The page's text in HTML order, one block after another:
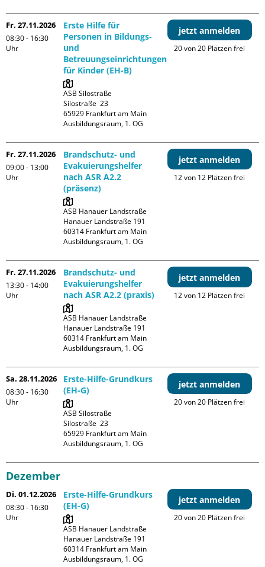
Fr. 27.11.2026
08:30 - 16:30
Uhr
Erste Hilfe für
Personen in Bildungs-
und
Betreuungseinrichtungen
für Kinder (EH-B)
ASB Silostraße
Silostraße  23
65929 Frankfurt am Main
Ausbildungsraum, 1. OG
jetzt anmelden
20 von 20 Plätzen frei
Fr. 27.11.2026
09:00 - 13:00
Uhr
Brandschutz- und
Evakuierungshelfer
nach ASR A2.2
(präsenz)
ASB Hanauer Landstraße
Hanauer Landstraße 191
60314 Frankfurt am Main
Ausbildungsraum, 1. OG
jetzt anmelden
12 von 12 Plätzen frei
Fr. 27.11.2026
13:30 - 14:00
Uhr
Brandschutz- und
Evakuierungshelfer
nach ASR A2.2 (praxis)
ASB Hanauer Landstraße
Hanauer Landstraße 191
60314 Frankfurt am Main
Ausbildungsraum, 1. OG
jetzt anmelden
12 von 12 Plätzen frei
Sa. 28.11.2026
08:30 - 16:30
Uhr
Erste-Hilfe-Grundkurs
(EH-G)
ASB Silostraße
Silostraße  23
65929 Frankfurt am Main
Ausbildungsraum, 1. OG
jetzt anmelden
20 von 20 Plätzen frei
Dezember
Di. 01.12.2026
08:30 - 16:30
Uhr
Erste-Hilfe-Grundkurs
(EH-G)
ASB Hanauer Landstraße
Hanauer Landstraße 191
60314 Frankfurt am Main
Ausbildungsraum, 1. OG
jetzt anmelden
20 von 20 Plätzen frei